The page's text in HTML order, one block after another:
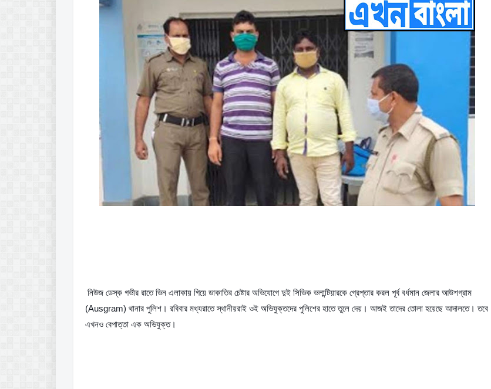
নিউজ ডেস্ক গভীর রাতে ভিন এলাকায় গিয়ে ডাকাতির চেষ্টার অভিযোগে দুই সিভিক ভলান্টিয়ারকে গ্রেপ্তার করল পূর্ব বর্ধমান জেলার আউশগ্রাম
(Ausgram) থানার পুলিশ। রবিবার মধ্যরাতে স্থানীয়রাই ওই অভিযুক্তদের পুলিশের হাতে তুলে দেয়। আজই তাদের তোলা হয়েছে আদালতে। তবে
এখনও বেপাত্তা এক অভিযুক্ত।